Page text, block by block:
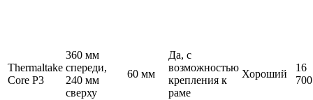
Thermaltake
Core P3
360 мм
спереди,
240 мм
сверху
60 мм
Да, с
возможностью
крепления к
раме
Хороший
16
700